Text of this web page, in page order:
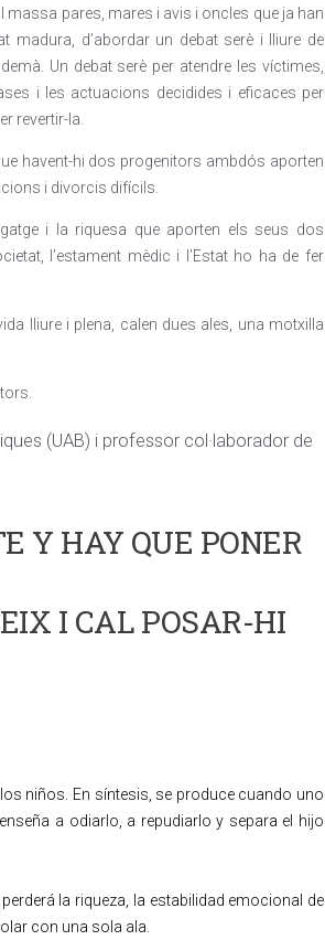
massa pares, mares i avis i oncles que ja han
d’abordar un debat serè i lliure de
Un debat serè per atendre les víctimes,
i les actuacions decidides i eficaces per
revertir-la.
havent-hi dos progenitors ambdós aporten
i divorcis difícils.
i la riquesa que aporten els seus dos
l’estament mèdic i l’Estat ho ha de fer
lliure i plena, calen dues ales, una motxilla
(UAB) i professor col·laborador de
Y HAY QUE PONER
I CAL POSAR-HI
niños. En síntesis, se produce cuando uno
a odiarlo, a repudiarlo y separa el hijo
la riqueza, la estabilidad emocional de
con una sola ala.